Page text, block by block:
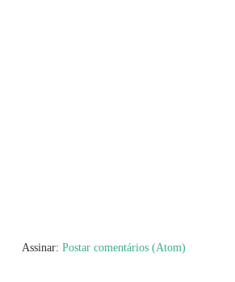
Assinar: Postar comentários (Atom)